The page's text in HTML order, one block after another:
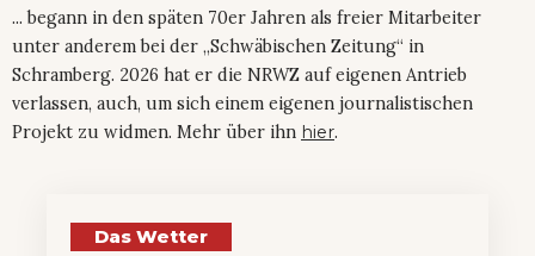
... begann in den späten 70er Jahren als freier Mitarbeiter
unter anderem bei der „Schwäbischen Zeitung“ in
Schramberg. 2026 hat er die NRWZ auf eigenen Antrieb
verlassen, auch, um sich einem eigenen journalistischen
Projekt zu widmen. Mehr über ihn hier.
Das Wetter